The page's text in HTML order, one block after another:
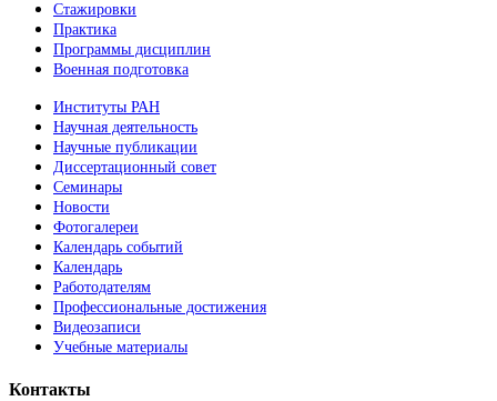
Стажировки
Практика
Программы дисциплин
Военная подготовка
Институты РАН
Научная деятельность
Научные публикации
Диссертационный совет
Семинары
Новости
Фотогалереи
Календарь событий
Календарь
Работодателям
Профессиональные достижения
Видеозаписи
Учебные материалы
Контакты